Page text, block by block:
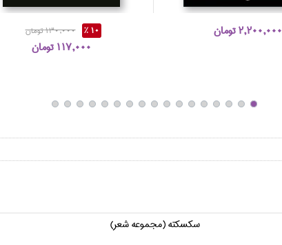
2,200,000 تومان 10 % 130,000 تومان
117,000 تومان
سكسكته (مجموعه شعر)